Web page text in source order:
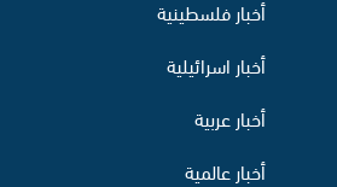
أخبار فلسطينية
أخبار اسرائيلية
أخبار عربية
أخبار عالمية